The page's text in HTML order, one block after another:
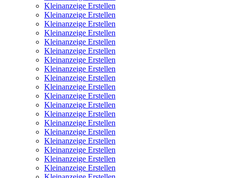
Kleinanzeige Erstellen
Kleinanzeige Erstellen
Kleinanzeige Erstellen
Kleinanzeige Erstellen
Kleinanzeige Erstellen
Kleinanzeige Erstellen
Kleinanzeige Erstellen
Kleinanzeige Erstellen
Kleinanzeige Erstellen
Kleinanzeige Erstellen
Kleinanzeige Erstellen
Kleinanzeige Erstellen
Kleinanzeige Erstellen
Kleinanzeige Erstellen
Kleinanzeige Erstellen
Kleinanzeige Erstellen
Kleinanzeige Erstellen
Kleinanzeige Erstellen
Kleinanzeige Erstellen